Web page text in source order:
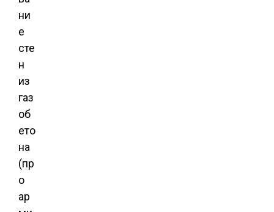
ни
е
сте
н
из
газ
об
ето
на
(пр
о
ар